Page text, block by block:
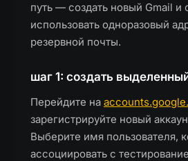
путь — создать новый Gmail и
использовать одноразовый
резервной почты.
шаг 1: создать
Перейдите на
зарегистрируйте новый
Выберите имя пользователя,
ассоциировать с